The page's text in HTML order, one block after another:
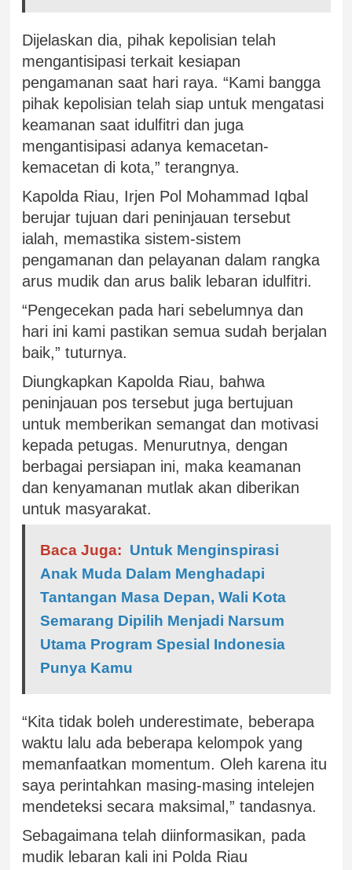
Dijelaskan dia, pihak kepolisian telah
mengantisipasi terkait kesiapan
pengamanan saat hari raya. “Kami bangga
pihak kepolisian telah siap untuk mengatasi
keamanan saat idulfitri dan juga
mengantisipasi adanya kemacetan-
kemacetan di kota,” terangnya.
Kapolda Riau, Irjen Pol Mohammad Iqbal
berujar tujuan dari peninjauan tersebut
ialah, memastika sistem-sistem
pengamanan dan pelayanan dalam rangka
arus mudik dan arus balik lebaran idulfitri.
“Pengecekan pada hari sebelumnya dan
hari ini kami pastikan semua sudah berjalan
baik,” tuturnya.
Diungkapkan Kapolda Riau, bahwa
peninjauan pos tersebut juga bertujuan
untuk memberikan semangat dan motivasi
kepada petugas. Menurutnya, dengan
berbagai persiapan ini, maka keamanan
dan kenyamanan mutlak akan diberikan
untuk masyarakat.
Baca Juga: Untuk Menginspirasi
Anak Muda Dalam Menghadapi
Tantangan Masa Depan, Wali Kota
Semarang Dipilih Menjadi Narsum
Utama Program Spesial Indonesia
Punya Kamu
“Kita tidak boleh underestimate, beberapa
waktu lalu ada beberapa kelompok yang
memanfaatkan momentum. Oleh karena itu
saya perintahkan masing-masing intelejen
mendeteksi secara maksimal,” tandasnya.
Sebagaimana telah diinformasikan, pada
mudik lebaran kali ini Polda Riau